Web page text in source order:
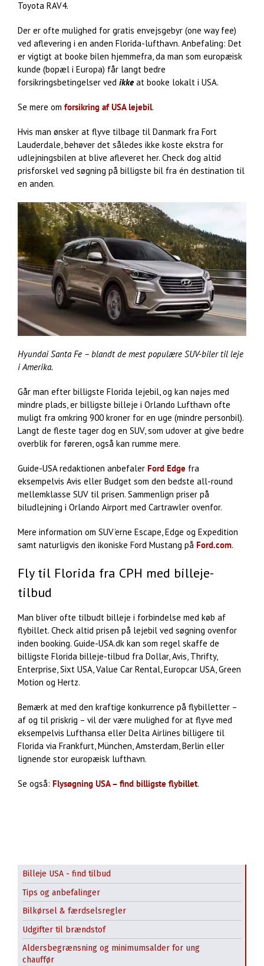
Toyota RAV4.
Der er ofte mulighed for gratis envejsgebyr (one way fee)
ved aflevering i en anden Florida-lufthavn. Anbefaling: Det
er vigtigt at booke bilen hjemmefra, da man som europæisk
kunde (bopæl i Europa) får langt bedre
forsikringsbetingelser ved ikke at booke lokalt i USA.
Se mere om forsikring af USA lejebil.
Hvis man ønsker at flyve tilbage til Danmark fra Fort
Lauderdale, behøver det således ikke koste ekstra for
udlejningsbilen at blive afleveret her. Check dog altid
prisforskel ved søgning på billigste bil fra én destination til
en anden.
Hyundai Santa Fe – blandt de mest populære SUV-biler til leje
i Amerika.
Går man efter billigste Florida lejebil, og kan nøjes med
mindre plads, er billigste billeje i Orlando Lufthavn ofte
muligt fra omkring 900 kroner for en uge (mindre personbil).
Langt de fleste tager dog en SUV, som udover at give bedre
overblik for føreren, også kan rumme mere.
Guide-USA redaktionen anbefaler Ford Edge fra
eksempelvis Avis eller Budget som den bedste all-round
mellemklasse SUV til prisen. Sammenlign priser på
biludlejning i Orlando Airport med Cartrawler ovenfor.
Mere information om SUV’erne Escape, Edge og Expedition
samt naturligvis den ikoniske Ford Mustang på Ford.com.
Fly til Florida fra CPH med billeje-
tilbud
Man bliver ofte tilbudt billeje i forbindelse med køb af
flybillet. Check altid prisen på lejebil ved søgning ovenfor
inden booking. Guide-USA.dk kan som regel skaffe de
billigste Florida billeje-tilbud fra Dollar, Avis, Thrifty,
Enterprise, Sixt USA, Value Car Rental, Europcar USA, Green
Motion og Hertz.
Bemærk at med den kraftige konkurrence på flybilletter –
af og til priskrig – vil der være mulighed for at flyve med
eksempelvis Lufthansa eller Delta Airlines billigere til
Florida via Frankfurt, München, Amsterdam, Berlin eller
lignende stor europæisk lufthavn.
Se også: Flysøgning USA – find billigste flybillet.
Billeje USA - find tilbud
Tips og anbefalinger
Bilkørsel & færdselsregler
Udgifter til brændstof
Aldersbegrænsning og minimumsalder for ung
chauffør
Alamo
Avis